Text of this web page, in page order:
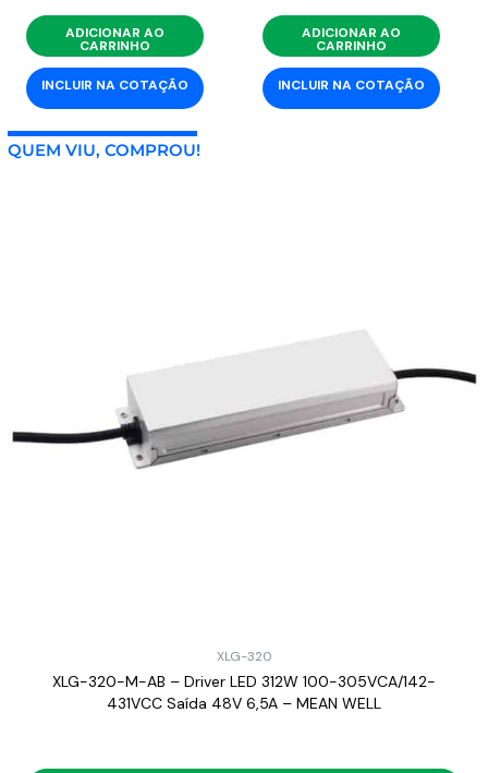
ADICIONAR AO
CARRINHO
INCLUIR NA COTAÇÃO
ADICIONAR AO
CARRINHO
INCLUIR NA COTAÇÃO
QUEM VIU, COMPROU!
XLG-320
XLG-320-M-AB – Driver LED 312W 100-305VCA/142-
431VCC Saída 48V 6,5A – MEAN WELL